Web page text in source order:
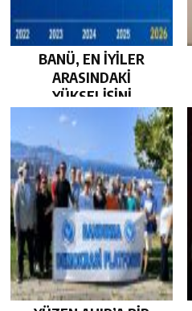
BANÜ, EN İYİLER
ARASINDAKİ
YÜKSELİŞİNİ
SÜRDÜRDÜ…